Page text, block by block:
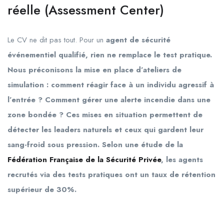
réelle (Assessment Center)
Le CV ne dit pas tout. Pour un agent de sécurité
événementiel qualifié, rien ne remplace le test pratique.
Nous préconisons la mise en place d’ateliers de
simulation : comment réagir face à un individu agressif à
l’entrée ? Comment gérer une alerte incendie dans une
zone bondée ? Ces mises en situation permettent de
détecter les leaders naturels et ceux qui gardent leur
sang-froid sous pression. Selon une étude de la
Fédération Française de la Sécurité Privée, les agents
recrutés via des tests pratiques ont un taux de rétention
supérieur de 30%.